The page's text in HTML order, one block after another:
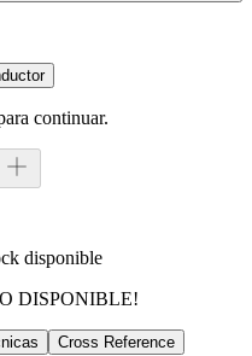
continuar.
disponible
DISPONIBLE!
Cross Reference